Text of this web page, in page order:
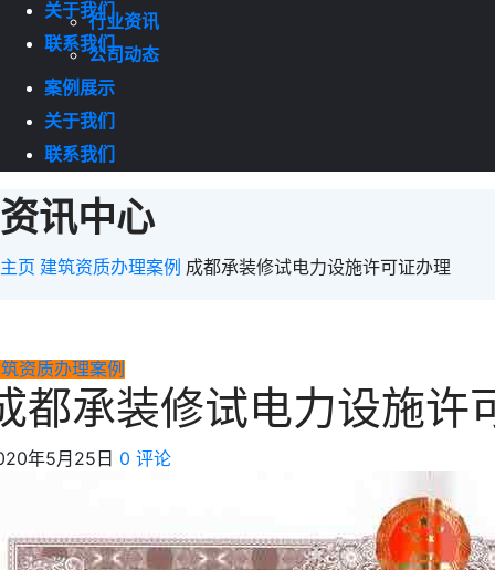
关于我们
联系我们
行业资讯
公司动态
案例展示
关于我们
联系我们
资讯中心
主页 建筑资质办理案例 成都承装修试电力设施许可证办理
资质办理案例
都承装修试电力设施许
年5月25日 0 评论